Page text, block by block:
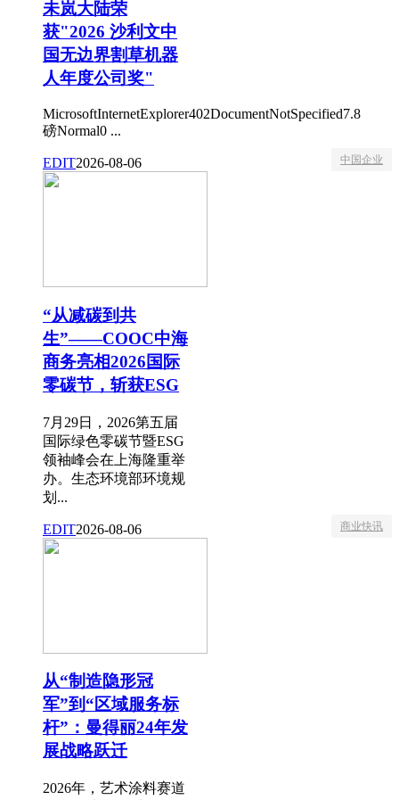
未岚大陆荣
获"2026 沙利文中
国无边界割草机器
人年度公司奖"
MicrosoftInternetExplorer402DocumentNotSpecified7.8
磅Normal0 ...
EDIT2026-08-06 中国企业
“从减碳到共
生”——COOC中海
商务亮相2026国际
零碳节，斩获ESG
7月29日，2026第五届
国际绿色零碳节暨ESG
领袖峰会在上海隆重举
办。生态环境部环境规
划...
EDIT2026-08-06 商业快讯
从“制造隐形冠
军”到“区域服务标
杆”：曼得丽24年发
展战略跃迁
2026年，艺术涂料赛道